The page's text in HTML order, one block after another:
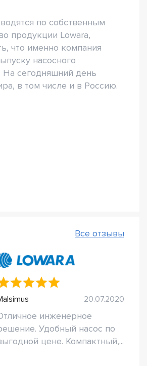
по собственным
продукции Lowara,
что именно компания
насосного
На сегодняшний день
в том числе и в Россию.
Все отзывы
20.07.2020
инженерное
Удобный насос по
цене. Компактный,...